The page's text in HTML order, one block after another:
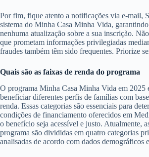
Por fim, fique atento a notificações via e-mail,
sistema do Minha Casa Minha Vida,
nenhuma atualização sobre a sua inscrição.
que prometam informações privilegiadas
fraudes também têm sido frequentes. Priorize
Quais são as faixas de renda do programa
O programa Minha Casa Minha Vida em 2025
beneficiar diferentes perfis de famílias com
renda. Essas categorias são essenciais para
condições de financiamento oferecidos em
o benefício seja acessível e justo. Atualmente,
programa são divididas em quatro categorias
analisadas de acordo com dados demográficos